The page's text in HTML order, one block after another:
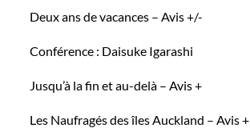
Deux ans de vacances – Avis +/-
Conférence : Daisuke Igarashi
Jusqu’à la fin et au-delà – Avis +
Les Naufragés des îles Auckland – Avis +